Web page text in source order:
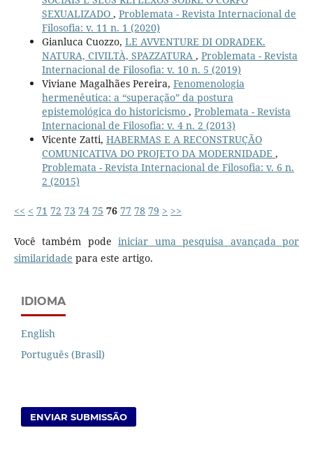
SEXUALIZADO , Problemata - Revista Internacional de
Filosofia: v. 11 n. 1 (2020)
Gianluca Cuozzo, LE AVVENTURE DI ODRADEK.
NATURA, CIVILTÀ, SPAZZATURA , Problemata - Revista
Internacional de Filosofia: v. 10 n. 5 (2019)
Viviane Magalhães Pereira, Fenomenologia
hermenêutica: a “superação” da postura
epistemológica do historicismo , Problemata - Revista
Internacional de Filosofia: v. 4 n. 2 (2013)
Vicente Zatti, HABERMAS E A RECONSTRUÇÃO
COMUNICATIVA DO PROJETO DA MODERNIDADE ,
Problemata - Revista Internacional de Filosofia: v. 6 n.
2 (2015)
<< < 71 72 73 74 75 76 77 78 79 > >>
Você também podeiniciar uma pesquisa avançada por
similaridade para este artigo.
IDIOMA
English
Português (Brasil)
ENVIAR SUBMISSÃO